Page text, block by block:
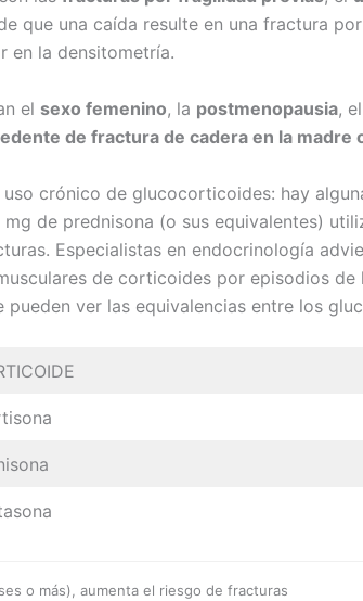
que una caída resulte en una fractura
en la densitometría.
el sexo femenino, la postmenopausia, el
de fractura de cadera en la madre
crónico de glucocorticoides: hay
de prednisona (o sus equivalentes)
Especialistas en endocrinología
de corticoides por episodios
pueden ver las equivalencias entre los
o más), aumenta el riesgo de fracturas